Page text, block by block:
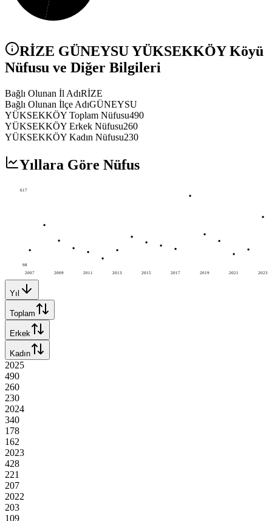
RİZE GÜNEYSUYÜKSEKKÖYKöyü
Nüfusu ve Diğer Bilgileri
Bağlı Olunan İl AdıRİZE
Bağlı Olunan İlçe AdıGÜNEYSU
YÜKSEKKÖY Toplam Nüfusu490
YÜKSEKKÖY Erkek Nüfusu260
YÜKSEKKÖY Kadın Nüfusu230
Yıllara Göre Nüfus
2007 2009 2011 2013 2015 2017 2019 2021 2023
617
98
Yıl
Toplam
Erkek
Kadın
2025
490
260
230
2024
340
178
162
2023
428
221
207
2022
203
109